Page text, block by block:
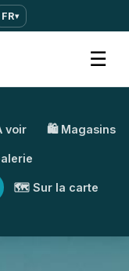
FR▾
☰
voir 🛍️ Magasins
🗺️ Sur la carte